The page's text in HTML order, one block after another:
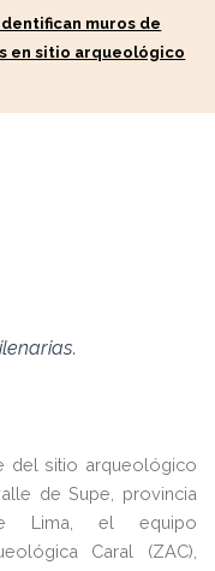
identifican muros de
en sitio arqueológico
del sitio arqueológico
de Supe, provincia
Lima, el equipo
Caral (ZAC),